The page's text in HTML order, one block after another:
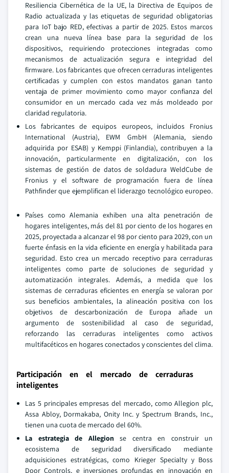
Resiliencia Cibernética de la UE, la Directiva de Equipos de
Radio actualizada y las etiquetas de seguridad obligatorias
para IoT bajo RED, efectivas a partir de 2025. Estos marcos
crean una nueva línea base para la seguridad de los
dispositivos, requiriendo protecciones integradas como
mecanismos de actualización segura e integridad del
firmware. Los fabricantes que ofrecen cerraduras inteligentes
certificadas y cumplen con estos mandatos ganan tanto
ventaja de primer movimiento como mayor confianza del
consumidor en un mercado cada vez más moldeado por
claridad regulatoria.
Los fabricantes de equipos europeos, incluidos Fronius
International (Austria), EWM GmbH (Alemania, siendo
adquirida por ESAB) y Kemppi (Finlandia), contribuyen a la
innovación, particularmente en digitalización, con los
sistemas de gestión de datos de soldadura WeldCube de
Fronius y el software de programación fuera de línea
Pathfinder que ejemplifican el liderazgo tecnológico europeo.
Países como Alemania exhiben una alta penetración de
hogares inteligentes, más del 81 por ciento de los hogares en
2025, proyectada a alcanzar el 98 por ciento para 2029, con un
fuerte énfasis en la vida eficiente en energía y habilitada para
seguridad. Esto crea un mercado receptivo para cerraduras
inteligentes como parte de soluciones de seguridad y
automatización integrales. Además, a medida que los
sistemas de cerraduras eficientes en energía se valoran por
sus beneficios ambientales, la alineación positiva con los
objetivos de descarbonización de Europa añade un
argumento de sostenibilidad al caso de seguridad,
reforzando las cerraduras inteligentes como activos
multifacéticos en hogares conectados y conscientes del clima.
Participación en el mercado de cerraduras
inteligentes
Las 5 principales empresas del mercado, como Allegion plc,
Assa Abloy, Dormakaba, Onity Inc. y Spectrum Brands, Inc.,
tienen una cuota de mercado del 60%.
La estrategia de Allegion se centra en construir un
ecosistema de seguridad diversificado mediante
adquisiciones estratégicas, como Krieger Specialty y Boss
Door Controls, e inversiones profundas en innovación en